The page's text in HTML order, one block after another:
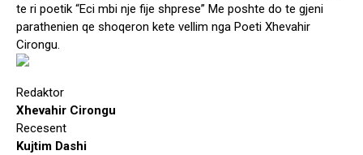
te ri poetik “Eci mbi nje fije shprese” Me poshte do te gjeni
parathenien qe shoqeron kete vellim nga Poeti Xhevahir
Cirongu.
Redaktor
Xhevahir Cirongu
Recesent
Kujtim Dashi